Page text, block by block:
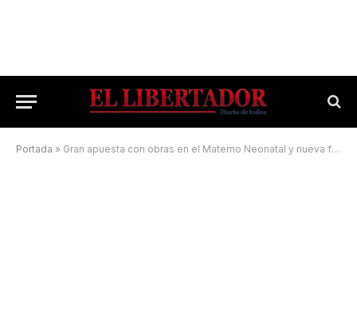
Portada » Gran apuesta con obras en el Materno Neonatal y nueva flota de ambulancias